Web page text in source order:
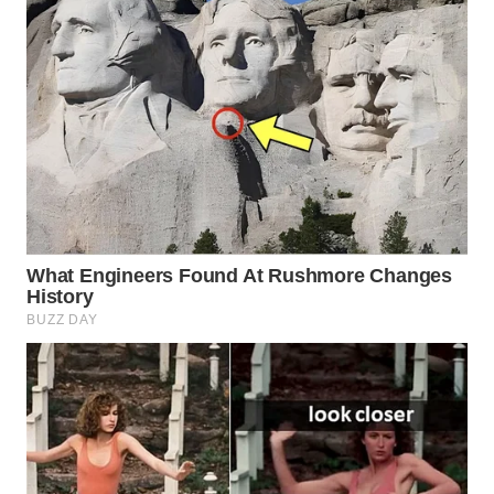
WN
PRIANGAN
TIMUR
WN
SEMARANG
WN
SOLO
WN
BOROBUDUR
WN
MADURA
WN
SURABAYA